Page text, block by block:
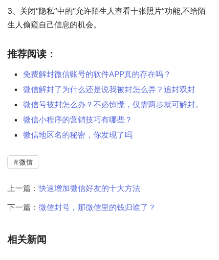
3、关闭“隐私”中的“允许陌生人查看十张照片”功能,不给陌
生人偷窥自己信息的机会。
推荐阅读：
免费解封微信账号的软件APP真的存在吗？
微信解封了为什么还是说我被封怎么弄？追封双封
微信号被封怎么办？不必惊慌，仅需两步就可解封。
微信小程序的营销技巧有哪些？
微信地区名的秘密，你发现了吗
微信
上一篇：快速增加微信好友的十大方法
下一篇： 微信封号，那微信里的钱归谁了？
相关新闻